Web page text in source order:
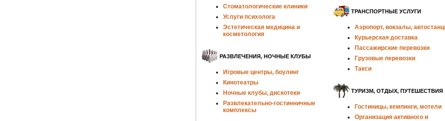
Стоматологические клиники
Услуги психолога
Эстетическая медицина и
косметология
РАЗВЛЕЧЕНИЯ, НОЧНЫЕ КЛУБЫ
Игровые центры, боулинг
Кинотеатры
Ночные клубы, дискотеки
Развлекательно-гостинничные
комплексы
ТРАНСПОРТНЫЕ УСЛУГИ
Аэропорт, вокзалы,
Курьерская доставка
Пассажирские перевозки
Грузовые перевозки
Такси
ТУРИЗМ, ОТДЫХ, ПУТЕШЕСТВИЯ
Гостиницы, кемпинги, мотели
Организация активного и